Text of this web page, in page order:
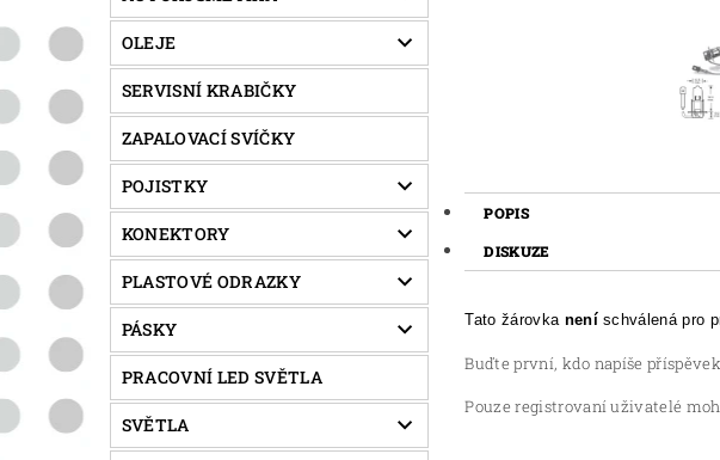
OLEJE
SERVISNÍ KRABIČKY
ZAPALOVACÍ SVÍČKY
POJISTKY
KONEKTORY
PLASTOVÉ ODRAZKY
PÁSKY
PRACOVNÍ LED SVĚTLA
SVĚTLA
POPIS
DISKUZE
Tato žárovka neníschválená pro
Buďte první, kdo napíše
Pouze registrovaní uživatelé